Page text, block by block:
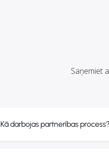
Saņemiet
Kā darbojas partnerības process?